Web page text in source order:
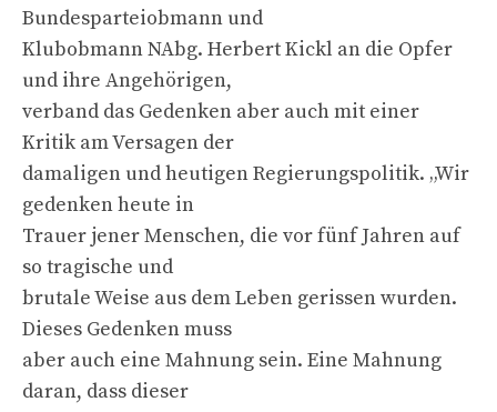
Bundesparteiobmann und
Klubobmann NAbg. Herbert Kickl an die Opfer
und ihre Angehörigen,
verband das Gedenken aber auch mit einer
Kritik am Versagen der
damaligen und heutigen Regierungspolitik. „Wir
gedenken heute in
Trauer jener Menschen, die vor fünf Jahren auf
so tragische und
brutale Weise aus dem Leben gerissen wurden.
Dieses Gedenken muss
aber auch eine Mahnung sein. Eine Mahnung
daran, dass dieser